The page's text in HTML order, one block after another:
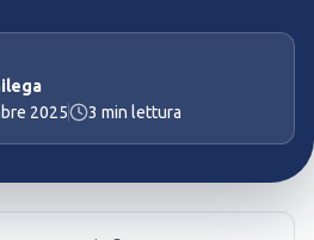
2025 3 min lettura